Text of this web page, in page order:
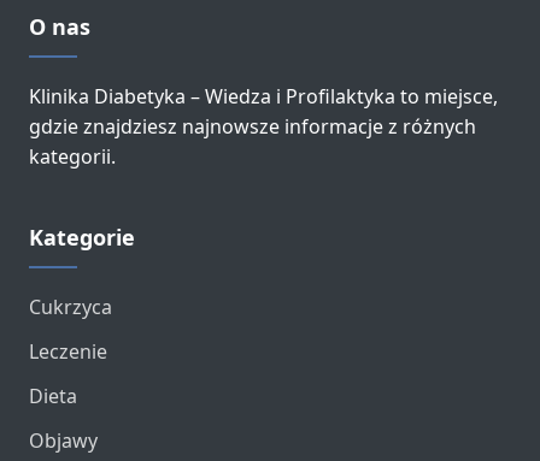
O nas
Klinika Diabetyka – Wiedza i Profilaktyka to miejsce,
gdzie znajdziesz najnowsze informacje z różnych
kategorii.
Kategorie
Cukrzyca
Leczenie
Dieta
Objawy